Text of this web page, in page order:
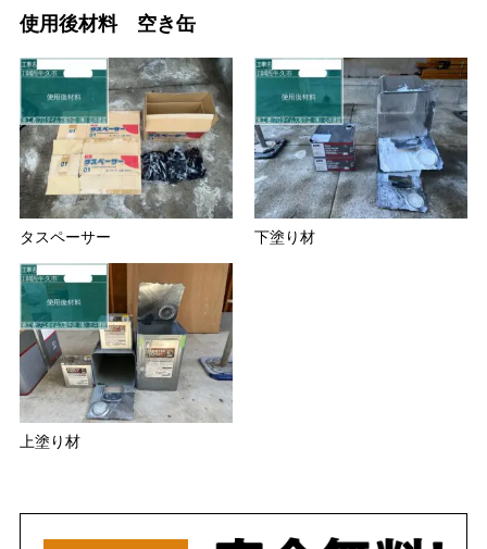
使用後材料 空き缶
タスペーサー 下塗り材
上塗り材